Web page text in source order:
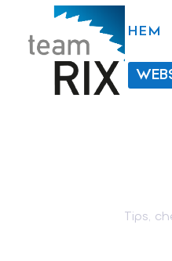
HEM
Tips,